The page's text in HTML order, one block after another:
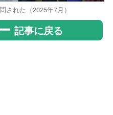
された（2025年7月）
記事に戻る